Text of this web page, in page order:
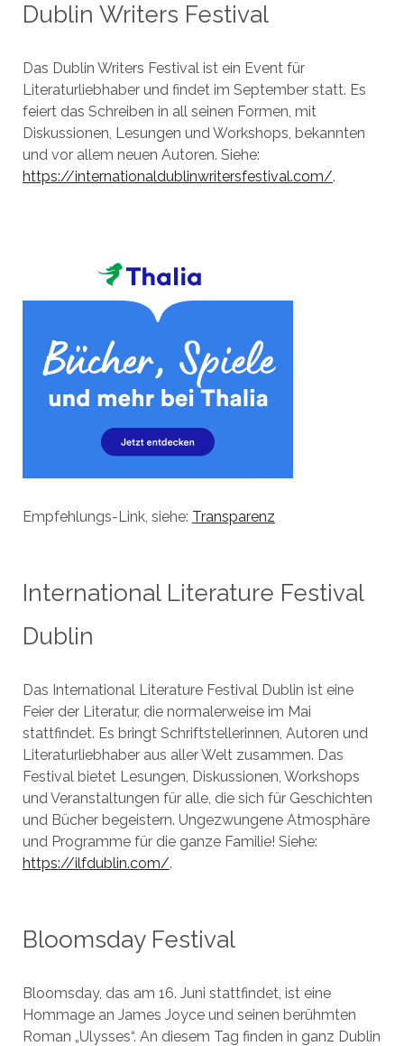
Dublin Writers Festival
Das Dublin Writers Festival ist ein Event für
Literaturliebhaber und findet im September statt. Es
feiert das Schreiben in all seinen Formen, mit
Diskussionen, Lesungen und Workshops, bekannten
und vor allem neuen Autoren. Siehe:
https://internationaldublinwritersfestival.com/.
Empfehlungs-Link, siehe: Transparenz
International Literature Festival
Dublin
Das International Literature Festival Dublin ist eine
Feier der Literatur, die normalerweise im Mai
stattfindet. Es bringt Schriftstellerinnen, Autoren und
Literaturliebhaber aus aller Welt zusammen. Das
Festival bietet Lesungen, Diskussionen, Workshops
und Veranstaltungen für alle, die sich für Geschichten
und Bücher begeistern. Ungezwungene Atmosphäre
und Programme für die ganze Familie! Siehe:
https://ilfdublin.com/.
Bloomsday Festival
Bloomsday, das am 16. Juni stattfindet, ist eine
Hommage an James Joyce und seinen berühmten
Roman „Ulysses“. An diesem Tag finden in ganz Dublin